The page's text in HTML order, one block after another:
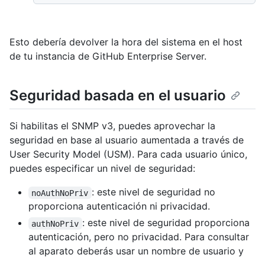
Esto debería devolver la hora del sistema en el host
de tu instancia de GitHub Enterprise Server.
Seguridad basada en el usuario
Si habilitas el SNMP v3, puedes aprovechar la
seguridad en base al usuario aumentada a través de
User Security Model (USM). Para cada usuario único,
puedes especificar un nivel de seguridad:
noAuthNoPriv : este nivel de seguridad no
proporciona autenticación ni privacidad.
authNoPriv : este nivel de seguridad proporciona
autenticación, pero no privacidad. Para consultar
al aparato deberás usar un nombre de usuario y